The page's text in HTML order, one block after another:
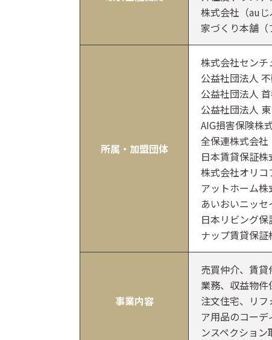
株式会社（au
家づくり本舗
所属・加盟団体
株式会社セン
公益社団法人
公益社団法人
公益社団法人
AIG損害保険株
全保連株式会社
日本賃貸保証株
株式会社オリ
アットホーム株
あいおいニッ
日本リビング
ナップ賃貸保証
事業内容
売買仲介、賃
業務、収益物
注文住宅、リ
ア用品のコー
ンスペクション